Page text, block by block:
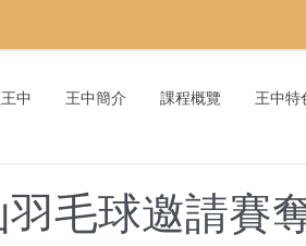
中 王中簡介 課程概覽 王中特
羽毛球邀請賽